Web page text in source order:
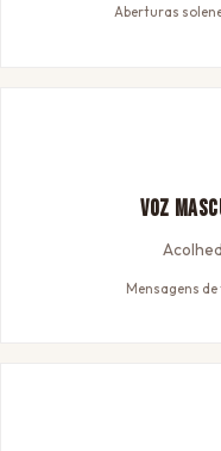
Aberturas
Voz
Mensagens